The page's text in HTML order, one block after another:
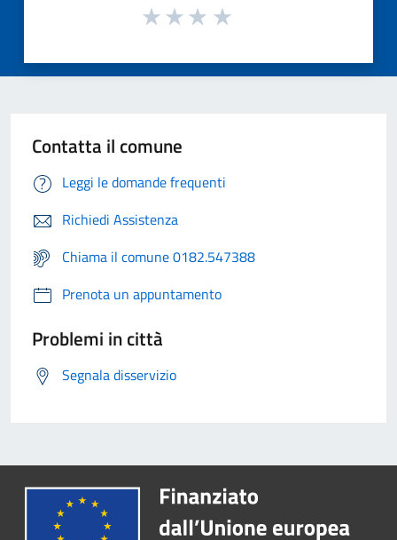
Contatta il comune
Leggi le domande frequenti
Richiedi Assistenza
Chiama il comune 0182.547388
Prenota un appuntamento
Problemi in città
Segnala disservizio